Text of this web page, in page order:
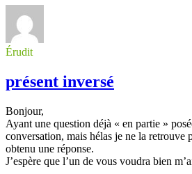
Érudit
présent inversé
Bonjour,
Ayant une question déjà « en partie »
conversation, mais hélas je ne la retrouve
obtenu une réponse.
J’espère que l’un de vous voudra bien